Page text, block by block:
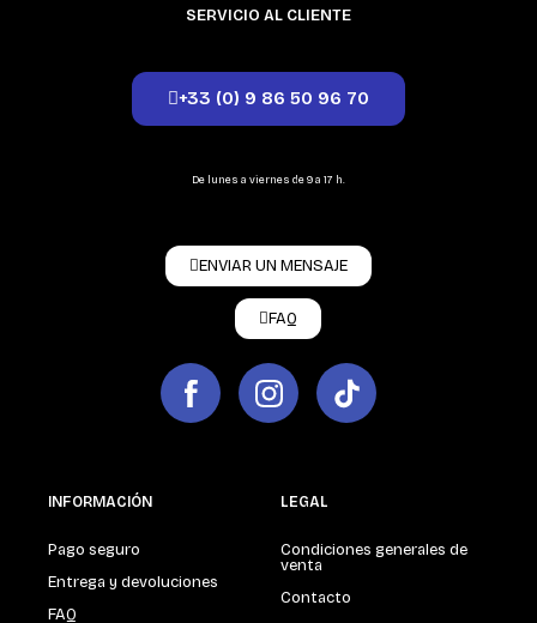
SERVICIO AL CLIENTE
+33 (0) 9 86 50 96 70
De lunes a viernes de 9 a 17 h.
ENVIAR UN MENSAJE
FAQ
INFORMACIÓN
Pago seguro
Entrega y devoluciones
FAQ
LEGAL
Condiciones generales de
venta
Contacto